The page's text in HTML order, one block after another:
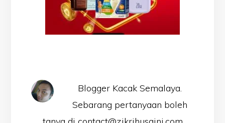
Blogger Kacak Semalaya.
Sebarang pertanyaan boleh